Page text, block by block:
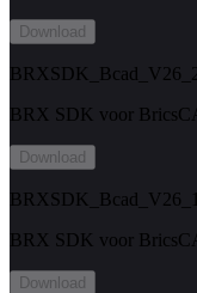
Download
BRX SDK voor
Download
BRX SDK voor
Download